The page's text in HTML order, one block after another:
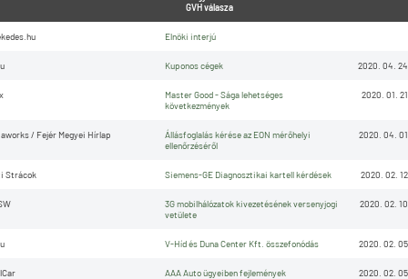
GVH válasza
Elnöki interjú
Kuponos cégek 2020. 04. 24
Master Good - Sága lehetséges
következmények
2020. 01. 21
/ Fejér Megyei Hírlap
Állásfoglalás kérése az EON mérőhelyi
ellenőrzéséről
2020. 04. 01
Strácok Siemens-GE Diagnosztikai kartell kérdések 2020. 02. 12
3G mobilhálózatok kivezetésének versenyjogi
vetülete
2020. 02. 10
V-Híd és Duna Center Kft. összefonódás 2020. 02. 05
AAA Auto ügyeiben fejlemények 2020. 02. 05